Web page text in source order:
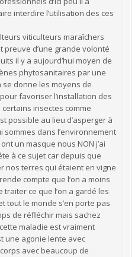
interdire l’utilisation des ces
viticulteurs maraîchers
d’une grande volonté
il y a aujourd’hui moyen de
phytosanitaires par une
se donne les moyens de
favoriser l’installation des
insectes comme
possible au lieu d’asperger à
dans l’environnement
un masque nous NON j’ai
à ce sujet car depuis que
nos terres qui étaient en vigne
compte que l’on a moins
ce que l’on a gardé les
tout le monde s’en porte pas
de réfléchir mais sachez
maladie est vraiment
une agonie lente avec
avec beaucoup de